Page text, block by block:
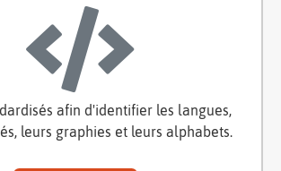
afin d'identifier les langues,
leurs graphies et leurs alphabets.